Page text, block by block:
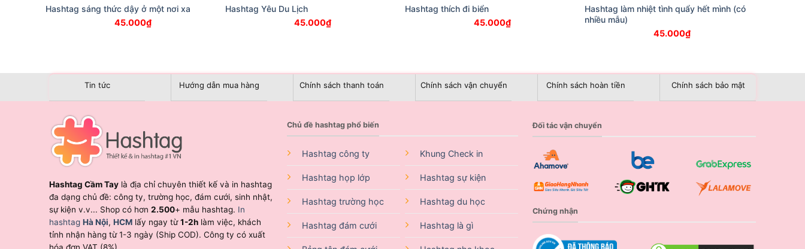
Hashtag sáng thức dậy ở một nơi xa
45.000₫
Hashtag Yêu Du Lịch
45.000₫
Hashtag thích đi biển
45.000₫
Hashtag làm nhiệt tình quẩy hết mình (có
nhiều mẫu)
45.000₫
Tin tức Hướng dẫn mua hàng Chính sách thanh toán Chính sách vận chuyển Chính sách hoàn tiền Chính sách bảo mật
Hashtag Cầm Tay là địa chỉ chuyên thiết kế và in hashtag
đa dạng chủ đề: công ty, trường học, đám cưới, sinh nhật,
sự kiện v.v... Shop có hơn 2.500+ mẫu hashtag. In
hashtag Hà Nội, HCM lấy ngay từ1-2h làm việc, khách
tỉnh nhận hàng từ 1-3 ngày (Ship COD). Công ty có xuất
hóa đơn VAT (8%).
Chủ đề hashtag phổ biến
Hashtag công ty
Hashtag họp lớp
Hashtag trường học
Hashtag đám cưới
Khung Check in
Hashtag sự kiện
Hashtag du học
Hashtag là gì
Đối tác vận chuyển
Chứng nhận